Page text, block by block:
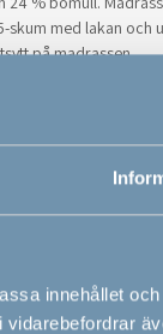
innehållet
skum med lakan och
på madrassen